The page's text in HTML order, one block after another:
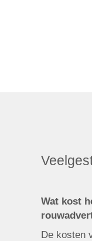
Wat kost
De kosten